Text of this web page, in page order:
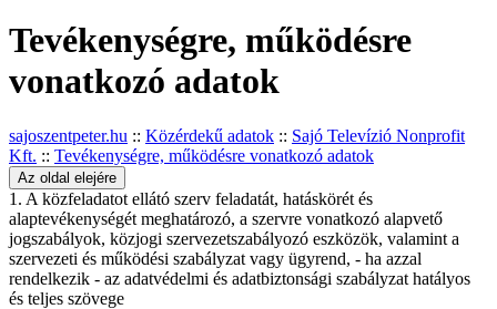
Tevékenységre, működésre
vonatkozó adatok
sajoszentpeter.hu :: Közérdekű adatok :: Sajó Televízió Nonprofit
Kft. :: Tevékenységre, működésre vonatkozó adatok
Az oldal elejére
1. A közfeladatot ellátó szerv feladatát, hatáskörét és
alaptevékenységét meghatározó, a szervre vonatkozó alapvető
jogszabályok, közjogi szervezetszabályozó eszközök, valamint a
szervezeti és működési szabályzat vagy ügyrend, - ha azzal
rendelkezik - az adatvédelmi és adatbiztonsági szabályzat hatályos
és teljes szövege